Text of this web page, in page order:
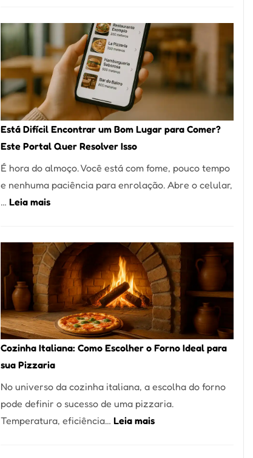
onde
encontrar
e
como
reservar
em
São
Está Difícil Encontrar um Bom Lugar para Comer?
Este Portal Quer Resolver Isso
É hora do almoço. Você está com fome, pouco tempo
e nenhuma paciência para enrolação. Abre o celular,
… Leia mais:
Encontrar
um
Bom
Lugar
para
Comer?
Este
Portal
Quer
Resolver
Isso
Cozinha Italiana: Como Escolher o Forno Ideal para
sua Pizzaria
No universo da cozinha italiana, a escolha do forno
pode definir o sucesso de uma pizzaria.
Temperatura, eficiência… Leia mais: